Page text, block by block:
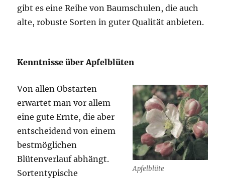
gibt es eine Reihe von Baumschulen, die auch
alte, robuste Sorten in guter Qualität anbieten.
Kenntnisse über Apfelblüten
Apfelblüte
Von allen Obstarten
erwartet man vor allem
eine gute Ernte, die aber
entscheidend von einem
bestmöglichen
Blütenverlauf abhängt.
Sortentypische